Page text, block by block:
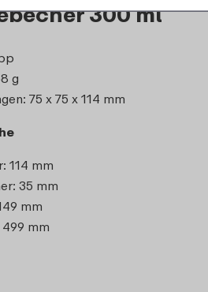
300 ml
g
75 x 75 x 114 mm
114 mm
35 mm
mm
mm